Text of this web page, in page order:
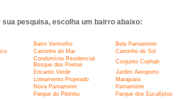
sua pesquisa, escolha um bairro abaixo:
Barro Vermelho Bela Parnamirim
Caminho do Mar Caminho do Sol
Condomínio Residencial
Bosque dos Poetas
Conjunto Cophab
Encanto Verde Jardim Aeroporto
Loteamento Projetado Marajoara
Nova Parnamirim Parnamirim
Parque do Pitimbu Parque dos Eucalíptos